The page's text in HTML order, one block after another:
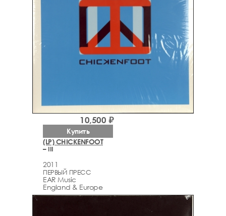
(LP) CHICKENFOOT
– III
2011
ПЕРВЫЙ ПРЕСС
EAR Music
England & Europe
10,500 ₽
Купить